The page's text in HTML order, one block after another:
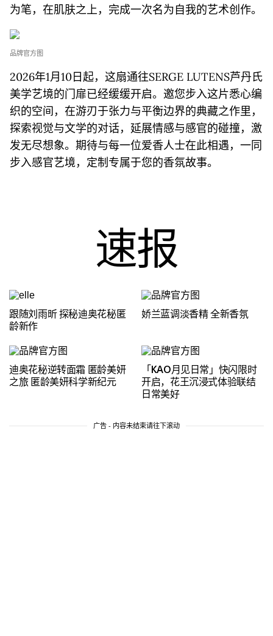
为笔，在肌肤之上，完成一次名为自我的艺术创作。
品牌官方图
2026年1月10日起，这扇通往SERGE LUTENS芦丹氏
美学艺境的门扉已经缓缓开启。邀您步入这片悉心编
织的空间，在游刃于张力与平衡边界的典藏之作里，
探索视觉与文学的对话，延展情感与感官的碰撞，激
发无尽想象。期待与每一位爱香人士在此相遇，一同
步入感官艺境，定制专属于您的香氛故事。
速报
跟随刘雨昕 探秘迪奥花秘匿
龄新作
娇兰蓝调淡香精 全新香氛
迪奥花秘逆转面霜 匿龄美妍
之旅 匿龄美妍科学新纪元
「KAO月见日常」快闪限时
开启，花王沉浸式体验联结
日常美好
广告 - 内容未结束请往下滚动